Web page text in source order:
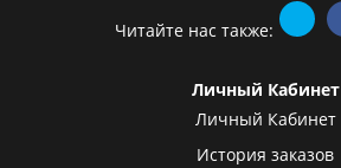
Читайте нас также:
Личный Кабинет
Личный Кабинет
История заказов